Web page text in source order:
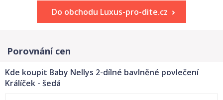
Do obchodu Luxus-pro-dite.cz
Porovnání cen
Kde koupit Baby Nellys 2-dílné bavlněné povlečení
Králíček - šedá